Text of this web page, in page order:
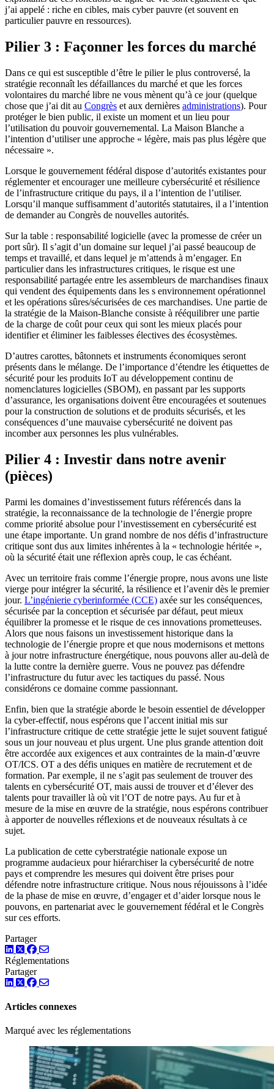
j’ai appelé : riche en cibles, mais cyber pauvre (et souvent en
particulier pauvre en ressources).
Pilier 3 : Façonner les forces du marché
Dans ce qui est susceptible d’être le pilier le plus controversé, la
stratégie reconnaît les défaillances du marché et que les forces
volontaires du marché libre ne vous mènent qu’à ce jour (quelque
chose que j’ai dit au Congrès et aux dernières administrations). Pour
protéger le bien public, il existe un moment et un lieu pour
l’utilisation du pouvoir gouvernemental. La Maison Blanche a
l’intention d’utiliser une approche « légère, mais pas plus légère que
nécessaire ».
Lorsque le gouvernement fédéral dispose d’autorités existantes pour
réglementer et encourager une meilleure cybersécurité et résilience
de l’infrastructure critique du pays, il a l’intention de l’utiliser.
Lorsqu’il manque suffisamment d’autorités statutaires, il a l’intention
de demander au Congrès de nouvelles autorités.
Sur la table : responsabilité logicielle (avec la promesse de créer un
port sûr). Il s’agit d’un domaine sur lequel j’ai passé beaucoup de
temps et travaillé, et dans lequel je m’attends à m’engager. En
particulier dans les infrastructures critiques, le risque est une
responsabilité partagée entre les assembleurs de marchandises finaux
qui vendent des équipements dans les s environnement opérationnel
et les opérations sûres/sécurisées de ces marchandises. Une partie de
la stratégie de la Maison-Blanche consiste à rééquilibrer une partie
de la charge de coût pour ceux qui sont les mieux placés pour
identifier et éliminer les faiblesses électives des écosystèmes.
D’autres carottes, bâtonnets et instruments économiques seront
présents dans le mélange. De l’importance d’étendre les étiquettes de
sécurité pour les produits IoT au développement continu de
nomenclatures logicielles (SBOM), en passant par les supports
d’assurance, les organisations doivent être encouragées et soutenues
pour la construction de solutions et de produits sécurisés, et les
conséquences d’une mauvaise cybersécurité ne doivent pas
incomber aux personnes les plus vulnérables.
Pilier 4 : Investir dans notre avenir
(pièces)
Parmi les domaines d’investissement futurs référencés dans la
stratégie, la reconnaissance de la technologie de l’énergie propre
comme priorité absolue pour l’investissement en cybersécurité est
une étape importante. Un grand nombre de nos défis d’infrastructure
critique sont dus aux limites inhérentes à la « technologie héritée »,
où la sécurité était une réflexion après coup, le cas échéant.
Avec un territoire frais comme l’énergie propre, nous avons une liste
vierge pour intégrer la sécurité, la résilience et l’avenir dès le premier
jour. L’ingénierie cyberinformée (CCE) axée sur les conséquences,
sécurisée par la conception et sécurisée par défaut, peut mieux
équilibrer la promesse et le risque de ces innovations prometteuses.
Alors que nous faisons un investissement historique dans la
technologie de l’énergie propre et que nous modernisons et mettons
à jour notre infrastructure énergétique, nous pouvons aller au-delà de
la lutte contre la dernière guerre. Vous ne pouvez pas défendre
l’infrastructure du futur avec les tactiques du passé. Nous
considérons ce domaine comme passionnant.
Enfin, bien que la stratégie aborde le besoin essentiel de développer
la cyber-effectif, nous espérons que l’accent initial mis sur
l’infrastructure critique de cette stratégie jette le sujet souvent fatigué
sous un jour nouveau et plus urgent. Une plus grande attention doit
être accordée aux exigences et aux contraintes de la main-d’œuvre
OT/ICS. OT a des défis uniques en matière de recrutement et de
formation. Par exemple, il ne s’agit pas seulement de trouver des
talents en cybersécurité OT, mais aussi de trouver et d’élever des
talents pour travailler là où vit l’OT de notre pays. Au fur et à
mesure de la mise en œuvre de la stratégie, nous espérons contribuer
à apporter de nouvelles réflexions et de nouveaux résultats à ce
sujet.
La publication de cette cyberstratégie nationale expose un
programme audacieux pour hiérarchiser la cybersécurité de notre
pays et comprendre les mesures qui doivent être prises pour
défendre notre infrastructure critique. Nous nous réjouissons à l’idée
de la phase de mise en œuvre, d’engager et d’aider lorsque nous le
pouvons, en partenariat avec le gouvernement fédéral et le Congrès
sur ces efforts.
Partager
LinkedIn
TwitterFacebook
Réglementations
Partager
LinkedIn
TwitterFacebook
Articles connexes
Marqué avec les réglementations